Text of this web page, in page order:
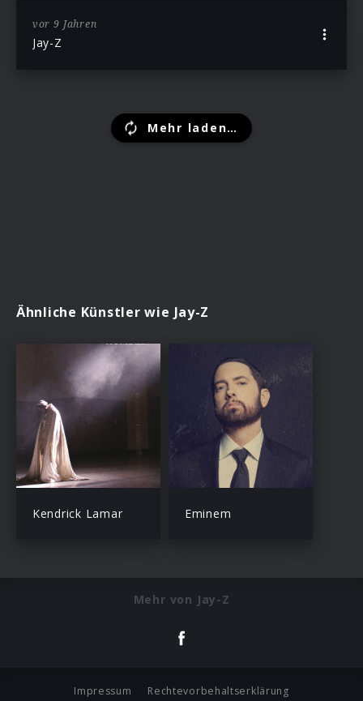
vor 9 Jahren
Jay-Z
Mehr laden…
Ähnliche Künstler wie Jay-Z
Kendrick Lamar Eminem
Mehr von Jay-Z
Impressum Rechtevorbehaltserklärung